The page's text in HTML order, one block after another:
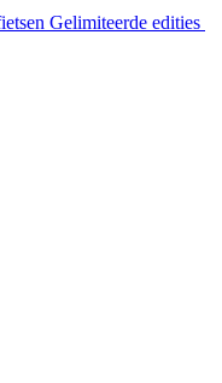
Gelimiteerde edities